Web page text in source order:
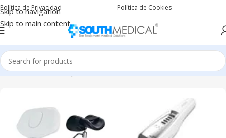
Skip to navigation
Skip to main content
Política de Privacidad Política de Cookies
Inicio Productos etiquetados “descartables”